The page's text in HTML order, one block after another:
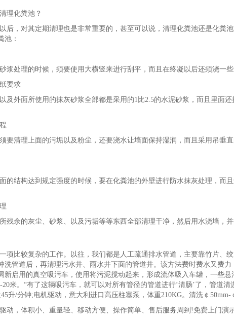
理化粪池？
后，对其定期清理也是非常重要的，甚至可以说，清理化粪池还是化粪
池：
浆处理的时候，须要使用大横竖来进行刮平，而且在终凝以后还须浇一些
要求
及外面所使用的抹灰砂浆全部都是采用的1比2.5的水泥砂浆，而且里面
要清理上面的污垢以及粉尘，还要浇水让墙面保持湿润，而且采用吊垂
的结构达到规定强度的时候，要在化粪池的外壁进行防水抹灰处理，而
残余的灰尘、砂浆、以及污垢等等东西全部清理干净，然后用水浇墙，
项比较复杂的工作。以往，我们都是人工疏通排水管道，主要靠竹片、
洗管道后，再清理污水井、雨水井下面的管道井。该方法费时费水又费
新启用的真空吸污车，使用将污泥搅动起来，形成流体吸入车罐，一些
20米。“有了这辆吸污车，就可以对所有管径的管道进行‘清肠’了，管道
升/分钟;电机驱动，意大利进口高压柱塞泵，体重210KG。清洗￠50mm-
动，体积小、重量轻、移动方便、操作简单、售后服务周到!免费上门演